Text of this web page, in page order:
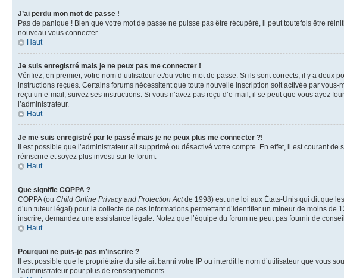
J’ai perdu mon mot de passe !
Pas de panique ! Bien que votre mot de passe ne puisse pas être récupéré, il peut toutefois être
nouveau vous connecter.
Haut
Je suis enregistré mais je ne peux pas me connecter !
Vérifiez, en premier, votre nom d’utilisateur et/ou votre mot de passe. Si ils sont corrects, il y a
instructions reçues. Certains forums nécessitent que toute nouvelle inscription soit activée par
reçu un e-mail, suivez ses instructions. Si vous n’avez pas reçu d’e-mail, il se peut que vous ayez
l’administrateur.
Haut
Je me suis enregistré par le passé mais je ne peux plus me connecter ?!
Il est possible que l’administrateur ait supprimé ou désactivé votre compte. En effet, il est courant
réinscrire et soyez plus investi sur le forum.
Haut
Que signifie COPPA ?
COPPA (ou Child Online Privacy and Protection Actde 1998) est une loi aux États-Unis qui dit que
d’un tuteur légal) pour la collecte de ces informations permettant d’identifier un mineur de moins
inscrire, demandez une assistance légale. Notez que l’équipe du forum ne peut pas fournir de
Haut
Pourquoi ne puis-je pas m’inscrire ?
Il est possible que le propriétaire du site ait banni votre IP ou interdit le nom d’utilisateur que vous
l’administrateur pour plus de renseignements.